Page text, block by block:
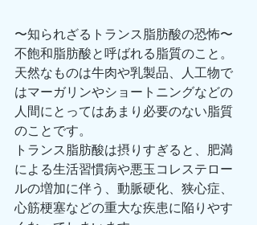
〜知られざるトランス脂肪酸の恐怖〜
不飽和脂肪酸と呼ばれる脂質のこと。
天然なものは牛肉や乳製品、人工物で
はマーガリンやショートニングなどの
人間にとってはあまり必要のない脂質
のことです。
トランス脂肪酸は摂りすぎると、肥満
による生活習慣病や悪玉コレステロー
ルの増加に伴う、動脈硬化、狭心症、
心筋梗塞などの重大な疾患に陥りやす